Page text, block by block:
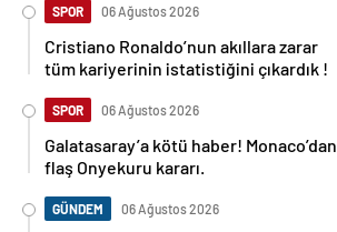
SPOR 06 Ağustos 2026
Cristiano Ronaldo’nun akıllara zarar
tüm kariyerinin istatistiğini çıkardık !
SPOR 06 Ağustos 2026
Galatasaray’a kötü haber! Monaco’dan
flaş Onyekuru kararı.
GÜNDEM 06 Ağustos 2026